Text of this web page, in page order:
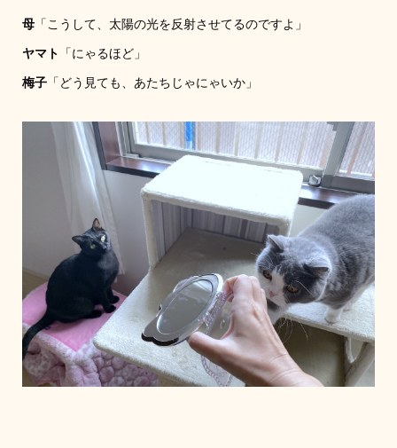
母「こうして、太陽の光を反射させてるのですよ」
ヤマト 「にゃるほど」
梅子「どう見ても、あたちじゃにゃいか」